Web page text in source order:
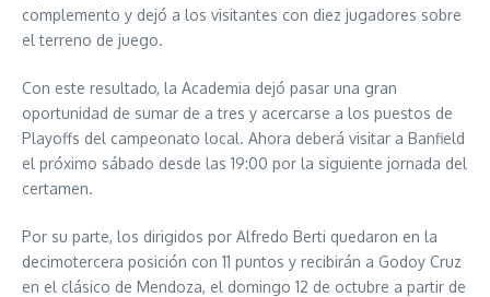
complemento y dejó a los visitantes con diez jugadores sobre
el terreno de juego.
Con este resultado, la Academia dejó pasar una gran
oportunidad de sumar de a tres y acercarse a los puestos de
Playoffs del campeonato local. Ahora deberá visitar a Banfield
el próximo sábado desde las 19:00 por la siguiente jornada del
certamen.
Por su parte, los dirigidos por Alfredo Berti quedaron en la
decimotercera posición con 11 puntos y recibirán a Godoy Cruz
en el clásico de Mendoza, el domingo 12 de octubre a partir de